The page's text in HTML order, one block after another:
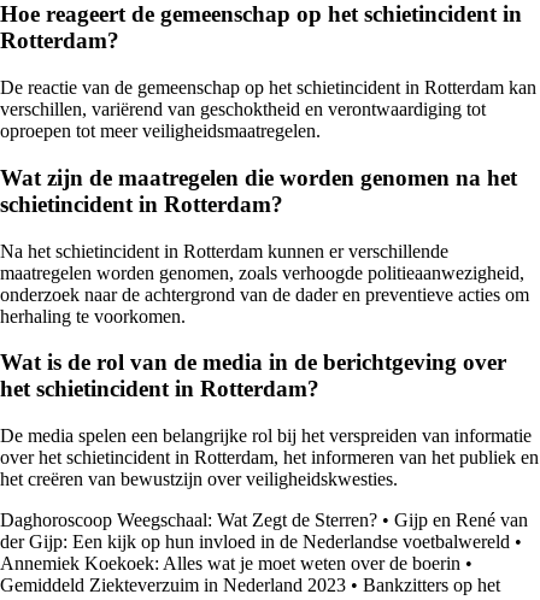
Hoe reageert de gemeenschap op het schietincident in
Rotterdam?
De reactie van de gemeenschap op het schietincident in Rotterdam kan
verschillen, variërend van geschoktheid en verontwaardiging tot
oproepen tot meer veiligheidsmaatregelen.
Wat zijn de maatregelen die worden genomen na het
schietincident in Rotterdam?
Na het schietincident in Rotterdam kunnen er verschillende
maatregelen worden genomen, zoals verhoogde politieaanwezigheid,
onderzoek naar de achtergrond van de dader en preventieve acties om
herhaling te voorkomen.
Wat is de rol van de media in de berichtgeving over
het schietincident in Rotterdam?
De media spelen een belangrijke rol bij het verspreiden van informatie
over het schietincident in Rotterdam, het informeren van het publiek en
het creëren van bewustzijn over veiligheidskwesties.
Daghoroscoop Weegschaal: Wat Zegt de Sterren? • Gijp en René van
der Gijp: Een kijk op hun invloed in de Nederlandse voetbalwereld •
Annemiek Koekoek: Alles wat je moet weten over de boerin •
Gemiddeld Ziekteverzuim in Nederland 2023 • Bankzitters op het